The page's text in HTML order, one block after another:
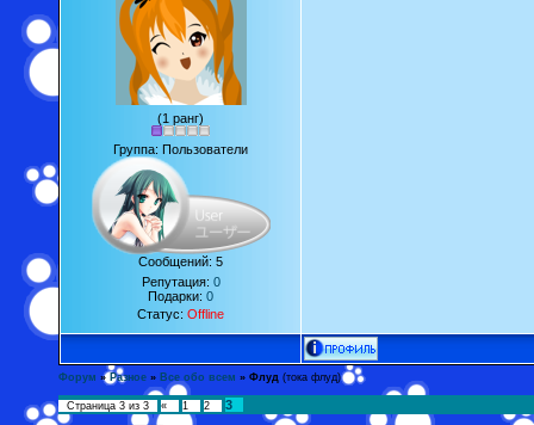
(1 ранг)
Группа: Пользователи
Сообщений: 5
Репутация: 0
Подарки: 0
Статус: Offline
Форум » Разное » Все обо всем » Флуд (тока флуд)
Страница 3 из 3 « 1 2 3